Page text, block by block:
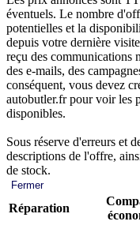
éventuels. Le nombre
potentielles et la
depuis votre dernière
reçu des communications
des e-mails, des
conséquent, vous devez
autobutler.fr pour voir les
disponibles.
Sous réserve d'erreurs et
descriptions de l'offre,
de stock.
Fermer
Réparation